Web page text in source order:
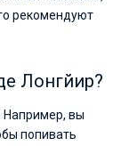
рекомендуют
Лонгйир?
Например, вы
попивать